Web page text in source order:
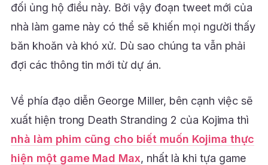
đối ủng hộ điều này. Bởi vậy đoạn tweet mới của
nhà làm game này có thể sẽ khiến mọi người thấy
băn khoăn và khó xử. Dù sao chúng ta vẫn phải
đợi các thông tin mới từ dự án.
Về phía đạo diễn George Miller, bên cạnh việc sẽ
xuất hiện trong Death Stranding 2 của Kojima thì
nhà làm phim cũng cho biết muốn Kojima thực
hiện một game Mad Max, nhất là khi tựa game